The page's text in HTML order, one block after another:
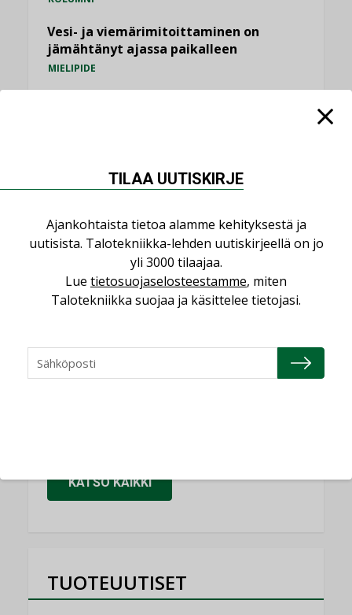
Vesi- ja viemärimitoittaminen on
jämähtänyt ajassa paikalleen
MIELIPIDE
NIMITYKSET
NIMITYKSET
Granlund Oy
NIMITYKSET
KATSO KAIKKI
TUOTEUUTISET
TILAA UUTISKIRJE
Ajankohtaista tietoa alamme kehityksestä ja
uutisista. Talotekniikka-lehden uutiskirjeellä on jo
yli 3000 tilaajaa.
Lue tietosuojaselosteestamme, miten
Talotekniikka suojaa ja käsittelee tietojasi.